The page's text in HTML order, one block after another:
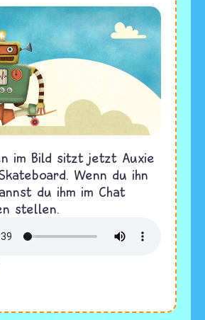
im Bild sitzt jetzt Auxie
Wenn du ihn
du ihm im Chat
stellen.